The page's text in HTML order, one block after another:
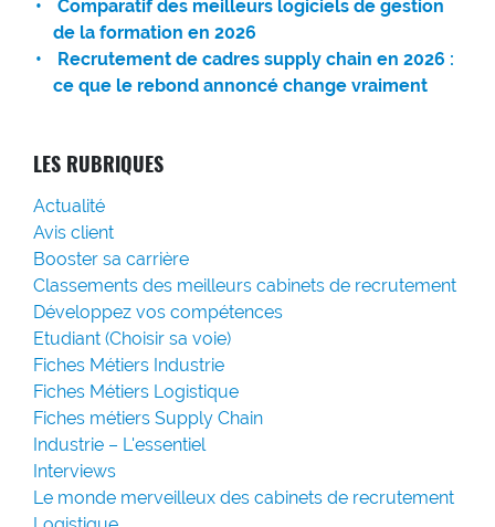
Comparatif des meilleurs logiciels de gestion
de la formation en 2026
Recrutement de cadres supply chain en 2026 :
ce que le rebond annoncé change vraiment
LES RUBRIQUES
Actualité
Avis client
Booster sa carrière
Classements des meilleurs cabinets de recrutement
Développez vos compétences
Etudiant (Choisir sa voie)
Fiches Métiers Industrie
Fiches Métiers Logistique
Fiches métiers Supply Chain
Industrie – L'essentiel
Interviews
Le monde merveilleux des cabinets de recrutement